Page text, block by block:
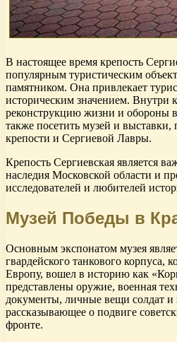
В настоящее время крепость
популярным туристическим
памятником. Она привлекает
историческим значением. Внутри
реконструкцию жизни и обороны
также посетить музей и
крепости и Сергиевой Лавры.
Крепость Сергиевская является
наследия Московской области и
исследователей и любителей
Музей Победы в
Основным экспонатом музея
гвардейского танкового корпуса,
Европу, вошел в историю как
представлены оружие, военная
документы, личные вещи солдат и
рассказывающее о подвиге
фронте.